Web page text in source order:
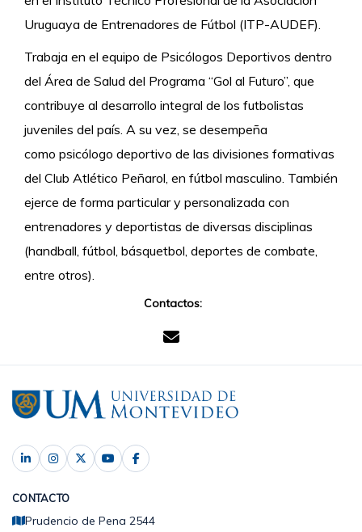
Uruguaya de Entrenadores de Fútbol (ITP-AUDEF).
Trabaja en el equipo de Psicólogos Deportivos dentro
del Área de Salud del Programa “Gol al Futuro”, que
contribuye al desarrollo integral de los futbolistas
juveniles del país. A su vez, se desempeña
como psicólogo deportivo de las divisiones formativas
del Club Atlético Peñarol, en fútbol masculino. También
ejerce de forma particular y personalizada con
entrenadores y deportistas de diversas disciplinas
(handball, fútbol, básquetbol, deportes de combate,
entre otros).
Contactos:
CONTACTO
Prudencio de Pena 2544